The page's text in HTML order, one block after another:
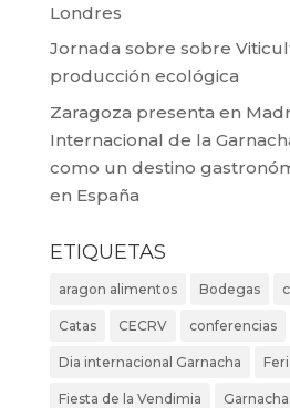
Londres
Jornada sobre sobre
producción ecológica
Zaragoza presenta en
Internacional de la
como un destino
en España
ETIQUETAS
aragon alimentos Bodegas
Catas CECRV conferencias
Dia internacional Garnacha
Fiesta de la Vendimia